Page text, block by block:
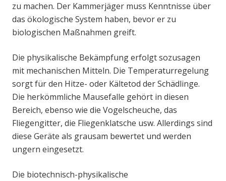
zu machen. Der Kammerjäger muss Kenntnisse über
das ökologische System haben, bevor er zu
biologischen Maßnahmen greift.
Die physikalische Bekämpfung erfolgt sozusagen
mit mechanischen Mitteln. Die Temperaturregelung
sorgt für den Hitze- oder Kältetod der Schädlinge.
Die herkömmliche Mausefalle gehört in diesen
Bereich, ebenso wie die Vogelscheuche, das
Fliegengitter, die Fliegenklatsche usw. Allerdings sind
diese Geräte als grausam bewertet und werden
ungern eingesetzt.
Die biotechnisch-physikalische